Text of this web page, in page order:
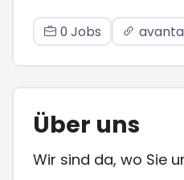
0 Jobs
Über uns
Wir sind da, wo Sie